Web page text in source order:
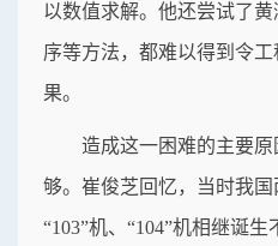
以数值求解。他还尝试了
序等方法，都难以得到令
果。
造成这一困难的主要
够。崔俊芝回忆，当时我
“103”机、“104”机相继诞